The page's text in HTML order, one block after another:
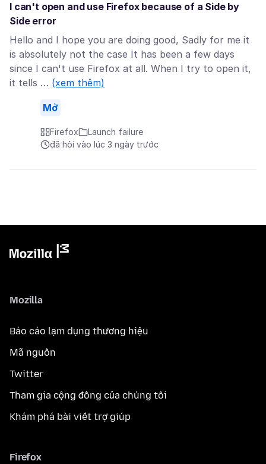
I can't open and use Firefox because of a Side by
Side error
Hello and I hope you are doing good, Sadly for me it
is absolutely not the case It has been a few days
since I can't use Firefox at all. When I try to open it,
it tells … (xem thêm)
Mở
Firefox
Launch failure
đã hỏi vào lúc 3 ngày trước
Mozilla
Báo cáo lạm dụng thương hiệu
Mã nguồn
Twitter
Tham gia cộng đồng của chúng tôi
Khám phá bài viết trợ giúp
Firefox